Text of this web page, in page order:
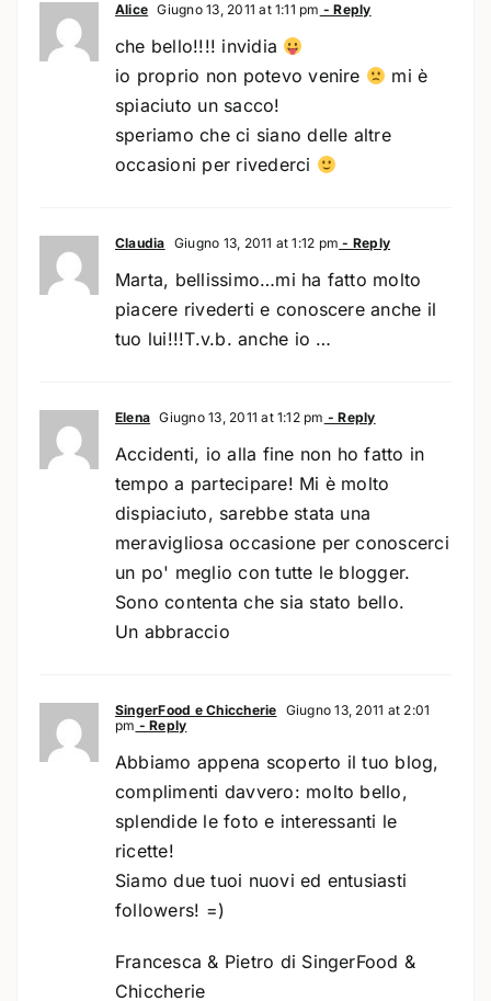
Alice Giugno 13, 2011 at 1:11 pm - Reply
che bello!!!! invidia
io proprio non potevo venire
mi è
spiaciuto un sacco!
speriamo che ci siano delle altre
occasioni per rivederci
Claudia Giugno 13, 2011 at 1:12 pm - Reply
Marta, bellissimo…mi ha fatto molto
piacere rivederti e conoscere anche il
tuo lui!!!T.v.b. anche io …
Elena Giugno 13, 2011 at 1:12 pm - Reply
Accidenti, io alla fine non ho fatto in
tempo a partecipare! Mi è molto
dispiaciuto, sarebbe stata una
meravigliosa occasione per conoscerci
un po' meglio con tutte le blogger.
Sono contenta che sia stato bello.
Un abbraccio
SingerFood e Chiccherie Giugno 13, 2011 at 2:01
pm - Reply
Abbiamo appena scoperto il tuo blog,
complimenti davvero: molto bello,
splendide le foto e interessanti le
ricette!
Siamo due tuoi nuovi ed entusiasti
followers! =)
Francesca & Pietro di SingerFood &
Chiccherie